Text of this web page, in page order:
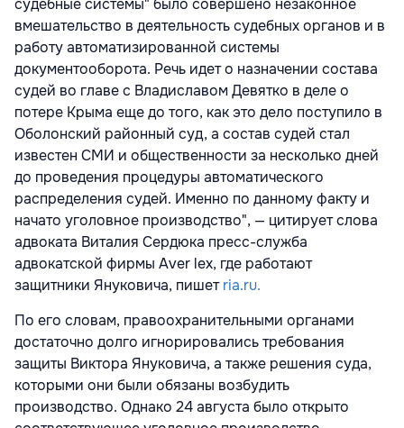
судебные системы" было совершено незаконное
вмешательство в деятельность судебных органов и в
работу автоматизированной системы
документооборота. Речь идет о назначении состава
судей во главе с Владиславом Девятко в деле о
потере Крыма еще до того, как это дело поступило в
Оболонский районный суд, а состав судей стал
известен СМИ и общественности за несколько дней
до проведения процедуры автоматического
распределения судей. Именно по данному факту и
начато уголовное производство", — цитирует слова
адвоката Виталия Сердюка пресс-служба
адвокатской фирмы Aver lex, где работают
защитники Януковича, пишетria.ru.
По его словам, правоохранительными органами
достаточно долго игнорировались требования
защиты Виктора Януковича, а также решения суда,
которыми они были обязаны возбудить
производство. Однако 24 августа было открыто